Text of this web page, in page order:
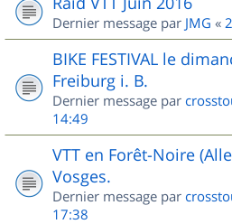
Dernier message par JMG «
BIKE FESTIVAL le
Freiburg i. B.
Dernier message par
14:49
VTT en Forêt-Noire
Vosges.
Dernier message par
17:38